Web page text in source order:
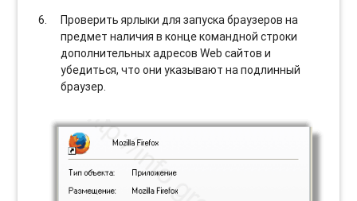
Проверить ярлыки для запуска браузеров на
предмет наличия в конце командной строки
дополнительных адресов Web сайтов и
убедиться, что они указывают на подлинный
браузер.